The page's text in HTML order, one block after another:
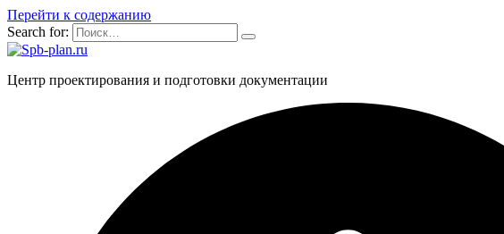
Перейти к содержанию
Search for:
Центр проектирования и подготовки документации